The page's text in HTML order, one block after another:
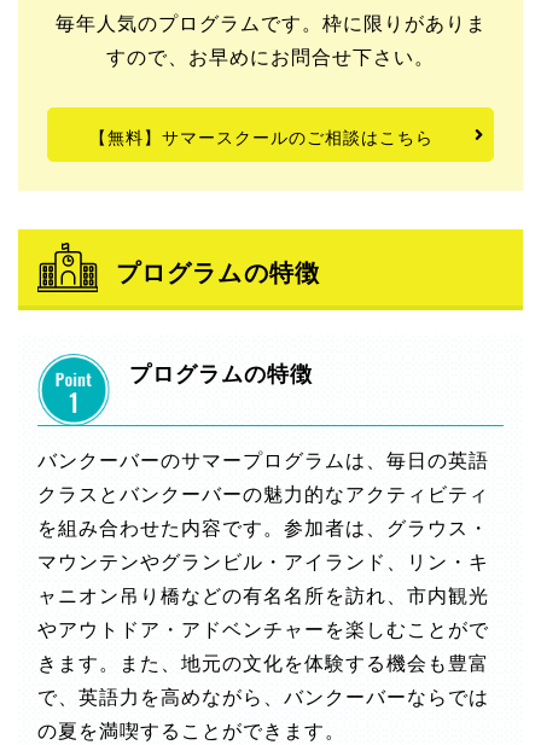
毎年人気のプログラムです。枠に限りがありま
すので、お早めにお問合せ下さい。
【無料】サマースクールのご相談はこちら
プログラムの特徴
プログラムの特徴
バンクーバーのサマープログラムは、毎日の英語
クラスとバンクーバーの魅力的なアクティビティ
を組み合わせた内容です。参加者は、グラウス・
マウンテンやグランビル・アイランド、リン・キ
ャニオン吊り橋などの有名名所を訪れ、市内観光
やアウトドア・アドベンチャーを楽しむことがで
きます。また、地元の文化を体験する機会も豊富
で、英語力を高めながら、バンクーバーならでは
の夏を満喫することができます。